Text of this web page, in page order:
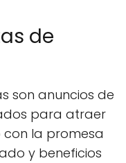
de
son anuncios de
para atraer
con la promesa
y beneficios